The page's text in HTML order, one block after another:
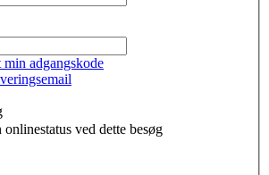
min adgangskode
ved dette besøg